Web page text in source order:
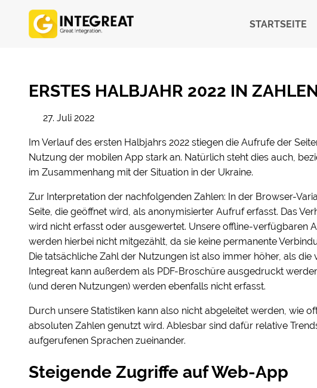
STARTSEITE
ERSTES HALBJAHR 2022 IN
27. Juli 2022
Im Verlauf des ersten Halbjahrs 2022 stiegen die Aufrufe der
Nutzung der mobilen App stark an. Natürlich steht dies auch,
im Zusammenhang mit der Situation in der Ukraine.
Zur Interpretation der nachfolgenden Zahlen: In der Browser-
Seite, die geöffnet wird, als anonymisierter Aufruf erfasst. Das
wird nicht erfasst oder ausgewertet. Unsere offline-verfügbaren
werden hierbei nicht mitgezählt, da sie keine permanente
Die tatsächliche Zahl der Nutzungen ist also immer höher, als die
Integreat kann außerdem als PDF-Broschüre ausgedruckt
(und deren Nutzungen) werden ebenfalls nicht erfasst.
Durch unsere Statistiken kann also nicht abgeleitet werden, wie
absoluten Zahlen genutzt wird. Ablesbar sind dafür relative
aufgerufenen Sprachen zueinander.
Steigende Zugriffe auf Web-App